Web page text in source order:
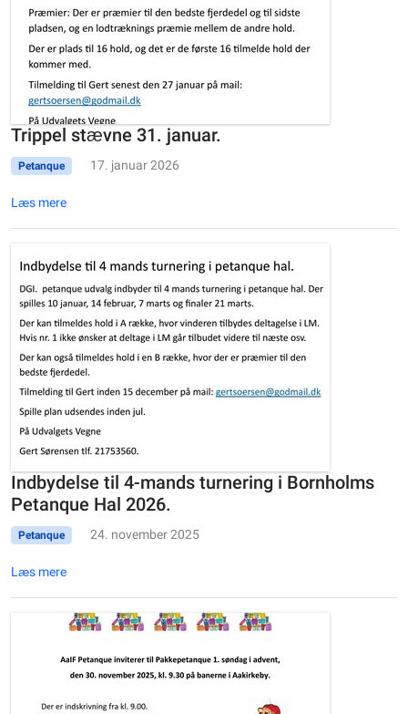
Trippel stævne 31. januar.
Petanque 17. januar 2026
Læs mere
Indbydelse til 4-mands turnering i Bornholms
Petanque Hal 2026.
Petanque 24. november 2025
Læs mere